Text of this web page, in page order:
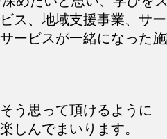
ス、地域支援事業、サ
ービスが一緒になった
う思って頂けるように
しんでまいります。